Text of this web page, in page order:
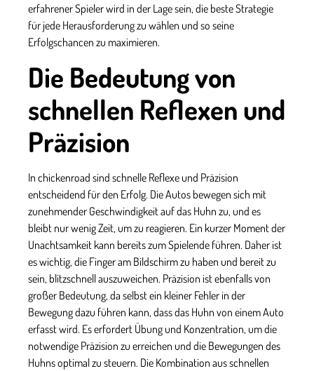
erfahrener Spieler wird in der Lage sein, die beste Strategie
für jede Herausforderung zu wählen und so seine
Erfolgschancen zu maximieren.
Die Bedeutung von
schnellen Reflexen und
Präzision
In chickenroad sind schnelle Reflexe und Präzision
entscheidend für den Erfolg. Die Autos bewegen sich mit
zunehmender Geschwindigkeit auf das Huhn zu, und es
bleibt nur wenig Zeit, um zu reagieren. Ein kurzer Moment der
Unachtsamkeit kann bereits zum Spielende führen. Daher ist
es wichtig, die Finger am Bildschirm zu haben und bereit zu
sein, blitzschnell auszuweichen. Präzision ist ebenfalls von
großer Bedeutung, da selbst ein kleiner Fehler in der
Bewegung dazu führen kann, dass das Huhn von einem Auto
erfasst wird. Es erfordert Übung und Konzentration, um die
notwendige Präzision zu erreichen und die Bewegungen des
Huhns optimal zu steuern. Die Kombination aus schnellen